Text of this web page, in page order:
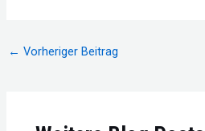
Beitragsnavigation
← Vorheriger Beitrag